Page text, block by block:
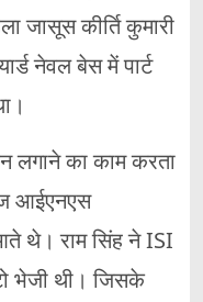
जासूस कीर्ति कुमारी
नेवल बेस में पार्ट
लगाने का काम करता
आईएनएस
थे। राम सिंह ने ISI
भेजी थी। जिसके